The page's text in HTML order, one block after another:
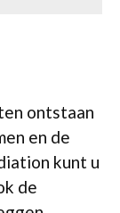
ontstaan
en de
kunt u
de